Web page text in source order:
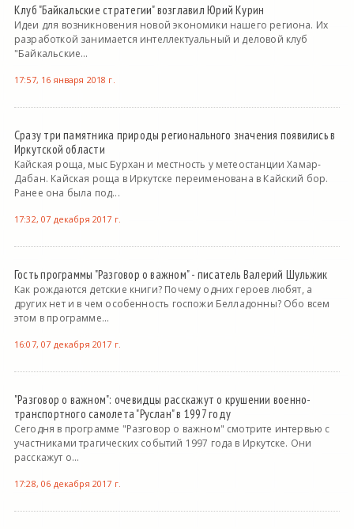
Клуб "Байкальские стратегии" возглавил Юрий Курин
Идеи для возникновения новой экономики нашего региона. Их
разработкой занимается интеллектуальный и деловой клуб
"Байкальские...
17:57, 16 января 2018 г.
Сразу три памятника природы регионального значения появились в
Иркутской области
Кайская роща, мыс Бурхан и местность у метеостанции Хамар-
Дабан. Кайская роща в Иркутске переименована в Кайский бор.
Ранее она была под...
17:32, 07 декабря 2017 г.
Гость программы "Разговор о важном" - писатель Валерий Шульжик
Как рождаются детские книги? Почему одних героев любят, а
других нет и в чем особенность госпожи Белладонны? Обо всем
этом в программе...
16:07, 07 декабря 2017 г.
"Разговор о важном": очевидцы расскажут о крушении военно-
транспортного самолета "Руслан" в 1997 году
Сегодня в программе "Разговор о важном" смотрите интервью с
участниками трагических событий 1997 года в Иркутске. Они
расскажут о...
17:28, 06 декабря 2017 г.